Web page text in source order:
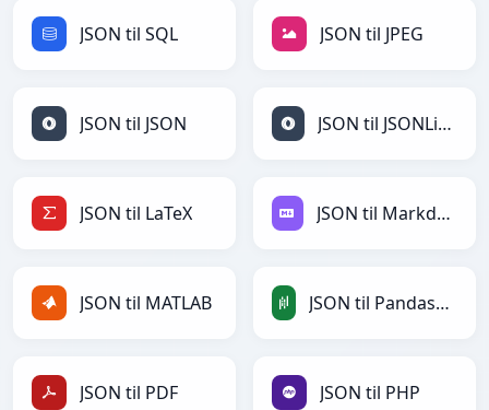
JSON til SQL JSON til JPEG
JSON til JSON JSON til JSONLines
JSON til LaTeX JSON til Markdown
JSON til MATLAB JSON til PandasDataFrame
JSON til PDF JSON til PHP